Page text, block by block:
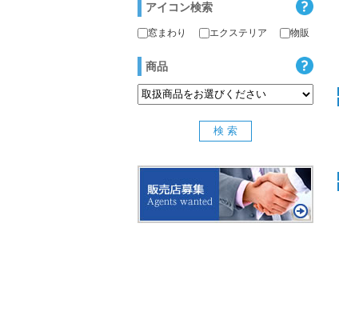
アイコン検索
窓まわり エクステリア 物販
商品